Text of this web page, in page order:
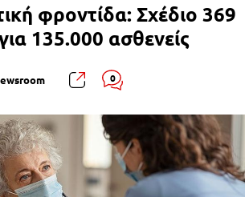
φροντίδα: Σχέδιο 369
135.000 ασθενείς
0